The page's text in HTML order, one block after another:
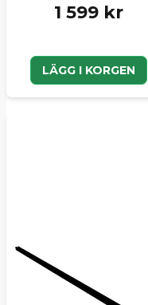
1 599 kr
LÄGG I KORGEN